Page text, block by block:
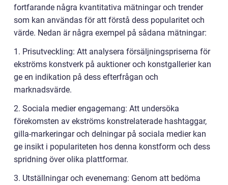
fortfarande några kvantitativa mätningar och trender
som kan användas för att förstå dess popularitet och
värde. Nedan är några exempel på sådana mätningar:
1. Prisutveckling: Att analysera försäljningspriserna för
ekströms konstverk på auktioner och konstgallerier kan
ge en indikation på dess efterfrågan och
marknadsvärde.
2. Sociala medier engagemang: Att undersöka
förekomsten av ekströms konstrelaterade hashtaggar,
gilla-markeringar och delningar på sociala medier kan
ge insikt i populariteten hos denna konstform och dess
spridning över olika plattformar.
3. Utställningar och evenemang: Genom att bedöma